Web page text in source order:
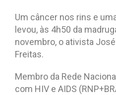
Um câncer nos rins e
levou, às 4h50 da
novembro, o ativista
Freitas.
Membro da Rede
com HIV e AIDS